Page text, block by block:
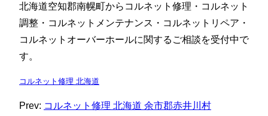
北海道空知郡南幌町からコルネット修理・コルネット
調整・コルネットメンテナンス・コルネットリペア・
コルネットオーバーホールに関するご相談を受付中で
す。
コルネット修理 北海道
Prev: コルネット修理 北海道 余市郡赤井川村